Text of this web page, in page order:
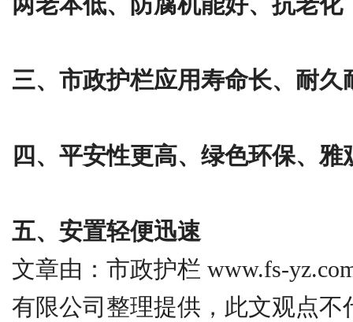
三、市政护栏应用寿命长、耐久
四、平安性更高、绿色环保、雅
五、安置轻便迅速
文章由：市政护栏 www.fs-
有限公司整理提供，此文观点不